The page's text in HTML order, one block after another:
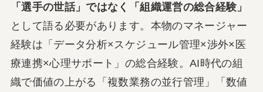
「選手の世話」ではなく「組織運営の総合経験」
として語る必要があります。本物のマネージャー
経験は「データ分析×スケジュール管理×渉外×医
療連携×心理サポート」の総合経験。AI時代の組
織で価値の上がる「複数業務の並行管理」「数値